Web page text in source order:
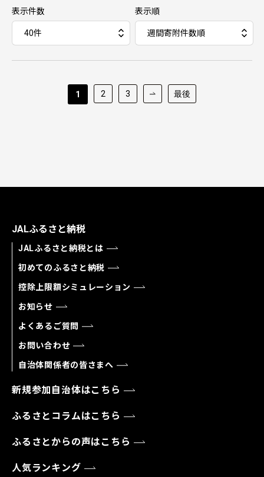
表示件数 表示順
1 2 3 最後
JALふるさと納税
JALふるさと納税とは
初めてのふるさと納税
控除上限額シミュレーション
お知らせ
よくあるご質問
お問い合わせ
自治体関係者の皆さまへ
新規参加自治体はこちら
ふるさとコラムはこちら
ふるさとからの声はこちら
人気ランキング